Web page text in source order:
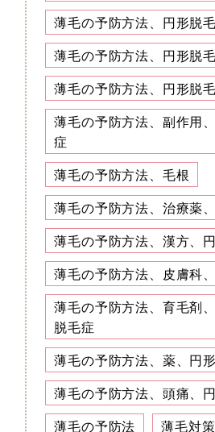
薄毛の予防方法、円形脱
薄毛の予防方法、円形脱
薄毛の予防方法、円形脱
薄毛の予防方法、副作用
症
薄毛の予防方法、毛根
薄毛の予防方法、治療薬
薄毛の予防方法、漢方、
薄毛の予防方法、皮膚科
薄毛の予防方法、育毛剤
脱毛症
薄毛の予防方法、薬、円
薄毛の予防方法、頭痛、
薄毛の予防法
薄毛対策